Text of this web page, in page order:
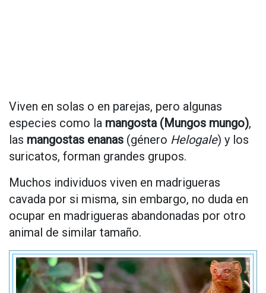
Viven en solas o en parejas, pero algunas
especies como la mangosta (Mungos mungo),
las mangostas enanas (género Helogale) y los
suricatos, forman grandes grupos.
Muchos individuos viven en madrigueras
cavada por si misma, sin embargo, no duda en
ocupar en madrigueras abandonadas por otro
animal de similar tamaño.